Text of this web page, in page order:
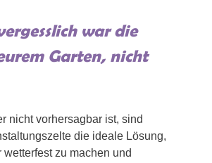
war die
Garten, nicht
nicht vorhersagbar ist, sind
die ideale Lösung,
wetterfest zu machen und